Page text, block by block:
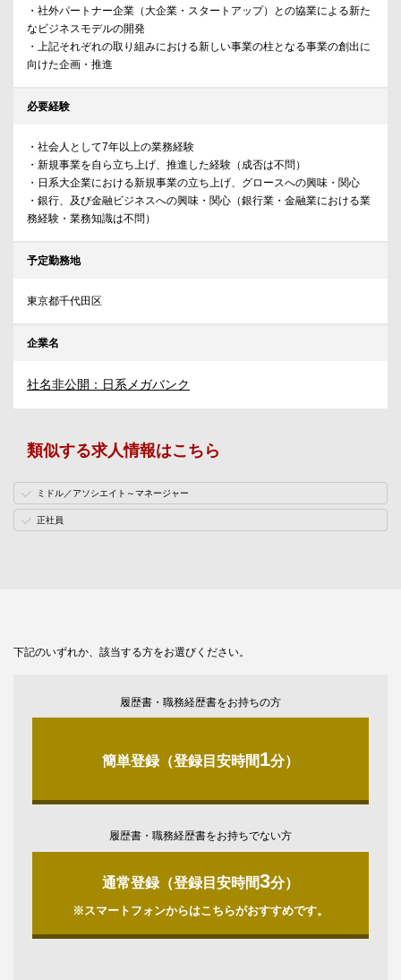
・社外パートナー企業（大企業・スタートアップ）との協業による新た
なビジネスモデルの開発
・上記それぞれの取り組みにおける新しい事業の柱となる事業の創出に
向けた企画・推進
必要経験
・社会人として7年以上の業務経験
・新規事業を自ら立ち上げ、推進した経験（成否は不問）
・日系大企業における新規事業の立ち上げ、グロースへの興味・関心
・銀行、及び金融ビジネスへの興味・関心（銀行業・金融業における業
務経験・業務知識は不問）
予定勤務地
東京都千代田区
企業名
社名非公開：日系メガバンク
類似する求人情報はこちら
ミドル／アソシエイト～マネージャー
正社員
下記のいずれか、該当する方をお選びください。
履歴書・職務経歴書をお持ちの方
簡単登録（登録目安時間1分）
履歴書・職務経歴書をお持ちでない方
通常登録（登録目安時間3分）
※スマートフォンからはこちらがおすすめです。